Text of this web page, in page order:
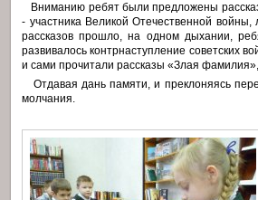
Вниманию ребят были предложены
- участника Великой Отечественной
рассказов прошло, на одном дыхании,
развивалось контрнаступление советских
и сами прочитали рассказы «Злая
Отдавая дань памяти, и преклоняясь
молчания.